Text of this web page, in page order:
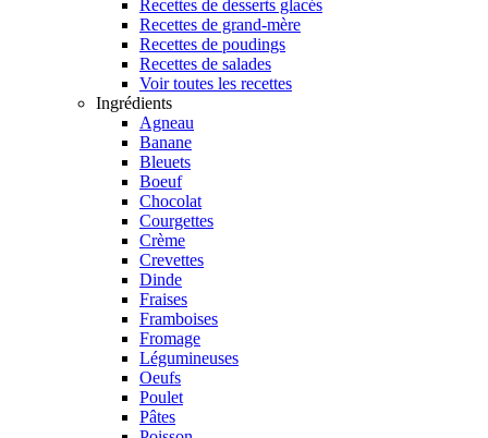
Recettes de desserts glacés
Recettes de grand-mère
Recettes de poudings
Recettes de salades
Voir toutes les recettes
Ingrédients
Agneau
Banane
Bleuets
Boeuf
Chocolat
Courgettes
Crème
Crevettes
Dinde
Fraises
Framboises
Fromage
Légumineuses
Oeufs
Poulet
Pâtes